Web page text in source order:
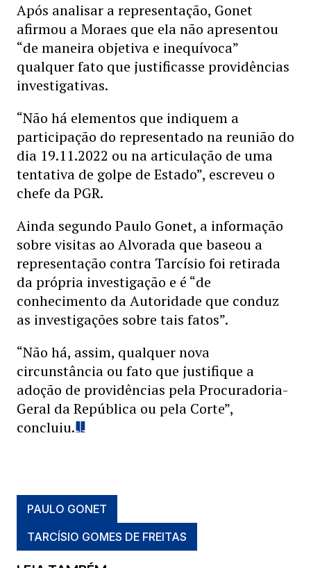
Após analisar a representação, Gonet
afirmou a Moraes que ela não apresentou
“de maneira objetiva e inequívoca”
qualquer fato que justificasse providências
investigativas.
“Não há elementos que indiquem a
participação do representado na reunião do
dia 19.11.2022 ou na articulação de uma
tentativa de golpe de Estado”, escreveu o
chefe da PGR.
Ainda segundo Paulo Gonet, a informação
sobre visitas ao Alvorada que baseou a
representação contra Tarcísio foi retirada
da própria investigação e é “de
conhecimento da Autoridade que conduz
as investigações sobre tais fatos”.
“Não há, assim, qualquer nova
circunstância ou fato que justifique a
adoção de providências pela Procuradoria-
Geral da República ou pela Corte”,
concluiu.
PAULO GONET
TARCÍSIO GOMES DE FREITAS